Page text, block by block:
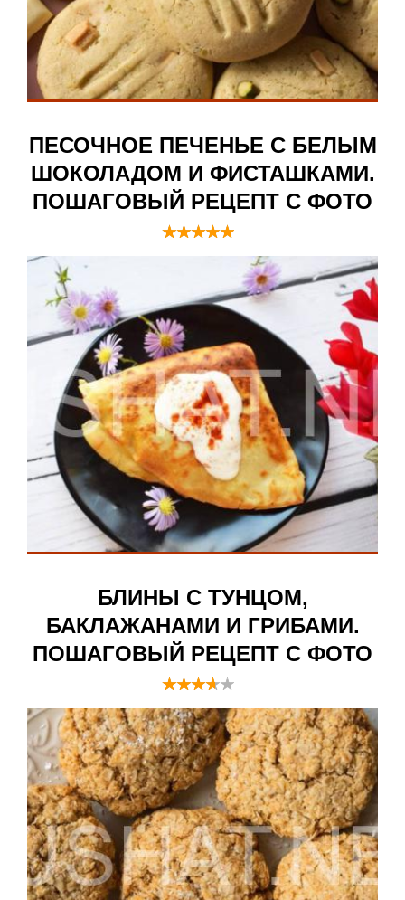
ПЕСОЧНОЕ ПЕЧЕНЬЕ С БЕЛЫМ
ШОКОЛАДОМ И ФИСТАШКАМИ.
ПОШАГОВЫЙ РЕЦЕПТ С ФОТО
БЛИНЫ С ТУНЦОМ,
БАКЛАЖАНАМИ И ГРИБАМИ.
ПОШАГОВЫЙ РЕЦЕПТ С ФОТО